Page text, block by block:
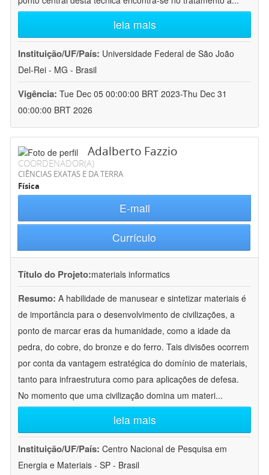
leia mais
Instituição/UF/País: Universidade Federal de São João
Del-Rei - MG - Brasil
Vigência: Tue Dec 05 00:00:00 BRT 2023-Thu Dec 31
00:00:00 BRT 2026
Adalberto Fazzio
COORDENADOR(A)
CIÊNCIAS EXATAS E DA TERRA
Física
E-mail
Currículo
Título do Projeto:materials informatics
Resumo: A habilidade de manusear e sintetizar materiais é
de importância para o desenvolvimento de civilizações, a
ponto de marcar eras da humanidade, como a idade da
pedra, do cobre, do bronze e do ferro. Tais divisões ocorrem
por conta da vantagem estratégica do domínio de materiais,
tanto para infraestrutura como para aplicações de defesa.
No momento que uma civilização domina um materi...
leia mais
Instituição/UF/País: Centro Nacional de Pesquisa em
Energia e Materiais - SP - Brasil